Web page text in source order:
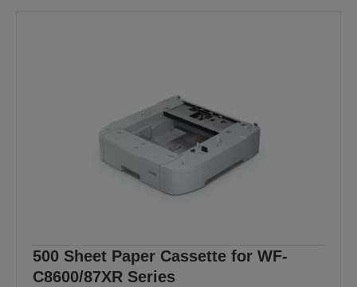
500 Sheet Paper Cassette for WF-
C8600/87XR Series